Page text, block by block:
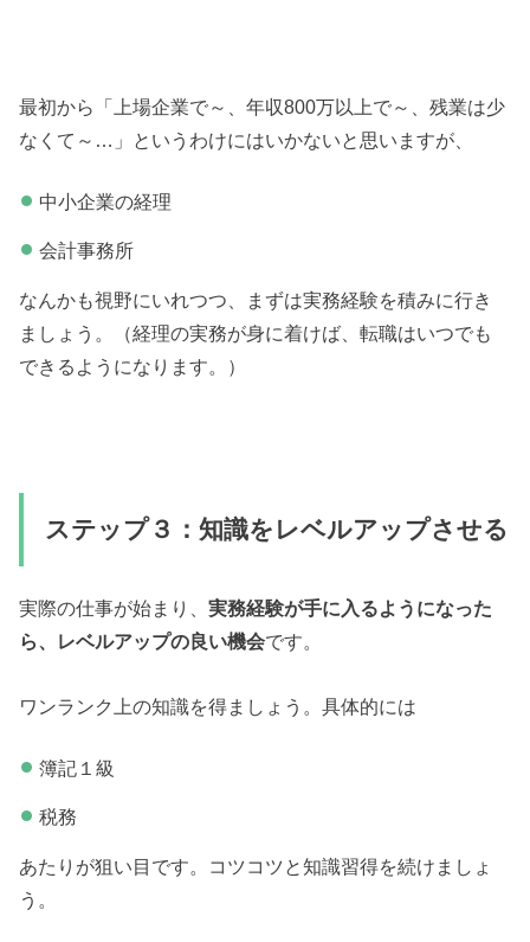
最初から「上場企業で～、年収800万以上で～、残業は少
なくて～…」というわけにはいかないと思いますが、
中小企業の経理
会計事務所
なんかも視野にいれつつ、まずは実務経験を積みに行き
ましょう。（経理の実務が身に着けば、転職はいつでも
できるようになります。）
ステップ３：知識をレベルアップさせる
実際の仕事が始まり、実務経験が手に入るようになった
ら、レベルアップの良い機会です。
ワンランク上の知識を得ましょう。具体的には
簿記１級
税務
あたりが狙い目です。コツコツと知識習得を続けましょ
う。